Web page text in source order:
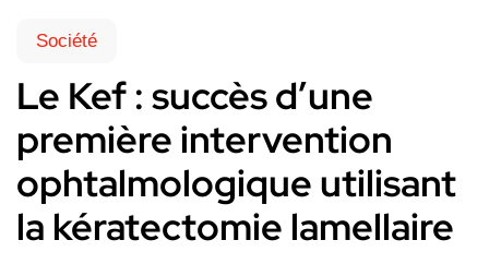
Société
Le Kef : succès d’une
première intervention
ophtalmologique utilisant
la kératectomie lamellaire